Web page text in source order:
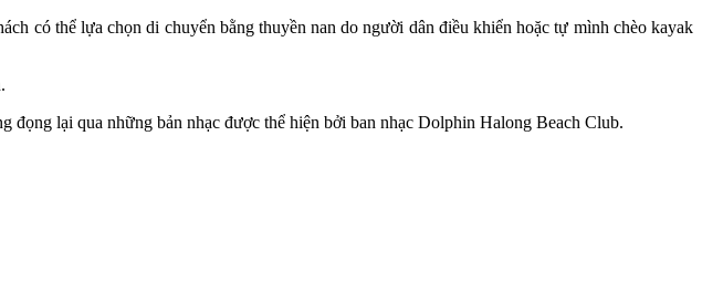
có thể lựa chọn di chuyển bằng thuyền nan do người dân điều khiển hoặc tự mình chèo kayak
lại qua những bản nhạc được thể hiện bởi ban nhạc Dolphin Halong Beach Club.